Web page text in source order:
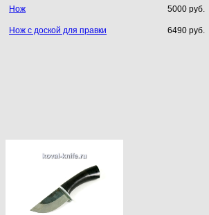
Нож
5000 руб.
Нож с доской для правки 6490 руб.